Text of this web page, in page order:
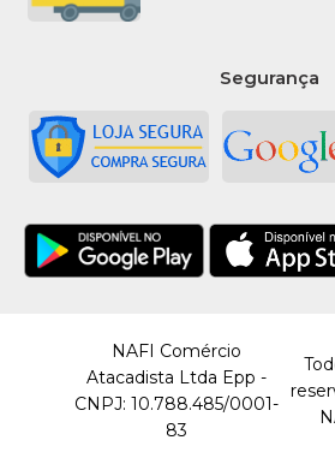
Segurança
NAFI Comércio
Atacadista Ltda Epp -
CNPJ: 10.788.485/0001-
83